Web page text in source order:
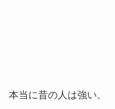
本当に昔の人は強い。